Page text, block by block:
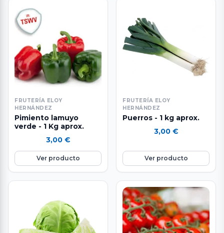
FRUTERÍA ELOY
HERNÁNDEZ
Pimiento lamuyo
verde - 1 Kg aprox.
3,00 €
Ver producto
FRUTERÍA ELOY
HERNÁNDEZ
Puerros - 1 kg aprox.
3,00 €
Ver producto